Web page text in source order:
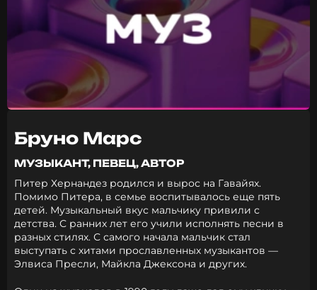
Бруно Марс
МУЗЫКАНТ, ПЕВЕЦ, АВТОР
Питер Хернандез родился и вырос на Гавайях.
Помимо Питера, в семье воспитывалось еще пять
детей. Музыкальный вкус мальчику привили с
детства. С ранних лет его учили исполнять песни в
разных стилях. С самого начала мальчик стал
выступать с хитами прославленных музыкантов —
Элвиса Пресли, Майкла Джексона и других.